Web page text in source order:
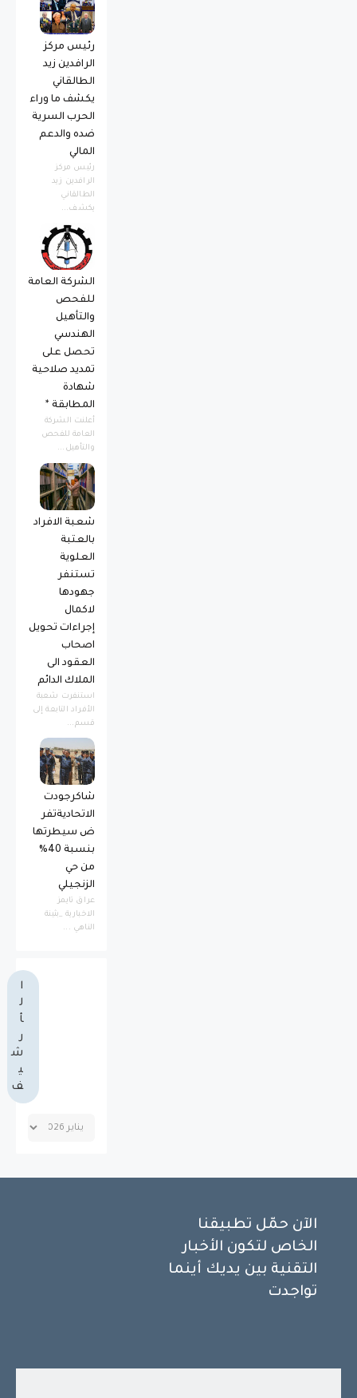
رئيس مركز
الرافدين زيد
الطالقاني
يكشف ما وراء
الحرب السرية
ضده والدعم
المالي
رئيس مركز
الرافدين زيد
الطالقاني
يكشف...
الشركة العامة
للفحص
والتأهيل
الهندسي
تحصل على
تمديد صلاحية
شهادة
المطابقة *
أعلنت الشركة
العامة للفحص
والتأهيل...
شعبة الافراد
بالعتبة
العلوية
تستنفر
جهودها
لاكمال
إجراءات تحويل
اصحاب
العقود الى
الملاك الدائم
استنفرت شعبة
الأفراد التابعة إلى
قسم...
شاكرجودت
الاتحاديةتفر
ض سيطرتها
بنسبة 40%
من حي
الزنجيلي
عراق تايمز
الاخبارية _بثينة
الناهي ...
ا
ل
أ
ر
ش
ي
ف
الآن حمّل تطبيقنا
الخاص لتكون الأخبار
التقنية بين يديك أينما
تواجدت